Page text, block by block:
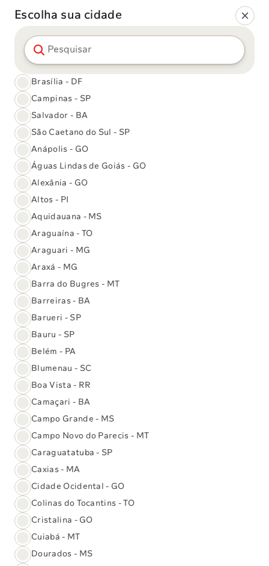
Exames
Laboratoriais
Resultado de
Exames
exames
Use o pré-agendamento e ganhe
tempo
Com ele você garante mais facilidade e prioridade no
atendimento, seja em casa ou em uma unidade.
Aproveite essa facilidade e adiante seu atendimento
agora mesmo!
Acesse nossos Serviços Digitais
Escolha sua cidade
Pesquisar cidade
Brasília - DF
Campinas - SP
Salvador - BA
São Caetano do Sul - SP
Anápolis - GO
Águas Lindas de Goiás - GO
Alexânia - GO
Altos - PI
Aquidauana - MS
Araguaína - TO
Araguari - MG
Araxá - MG
Barra do Bugres - MT
Barreiras - BA
Barueri - SP
Bauru - SP
Belém - PA
Blumenau - SC
Boa Vista - RR
Camaçari - BA
Campo Grande - MS
Campo Novo do Parecis - MT
Caraguatatuba - SP
Caxias - MA
Cidade Ocidental - GO
Colinas do Tocantins - TO
Cristalina - GO
Cuiabá - MT
Dourados - MS